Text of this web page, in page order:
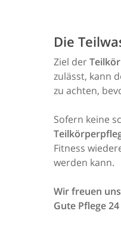
Die
Ziel der
zulässt, kann
zu achten,
Sofern keine
Fitness
werden kann.
Wir freuen
Gute Pflege 24